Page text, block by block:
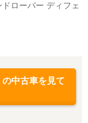
ローバー ディフェ
中古車を見て